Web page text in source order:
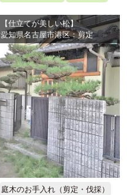
【仕立てが美しい松】
愛知県名古屋市港区：剪定
庭木のお手入れ（剪定・伐採）